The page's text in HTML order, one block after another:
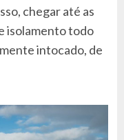
chegar até as
isolamento todo
intocado, de